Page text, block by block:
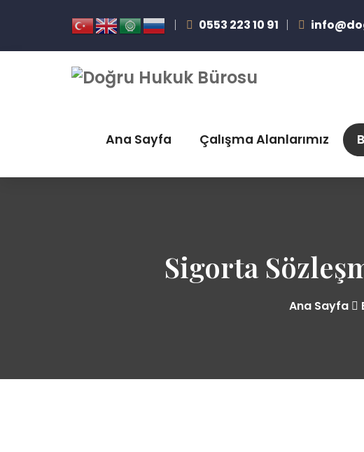
0553 223 10 91
Ana Sayfa Çalışma Alanlarımız
Sigorta
Ana Sayfa